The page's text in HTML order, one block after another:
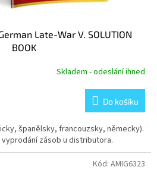
Late-War V. SOLUTION
BOOK
Skladem - odeslání ihned
Do košíku
španělsky, francouzsky, německy).
zásob u distributora.
Kód: AMIG6323